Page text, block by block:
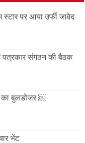
पर आया उर्फी जावेद
पत्रकार संगठन की बैठक
का बुलडोजर ￼
भेंट